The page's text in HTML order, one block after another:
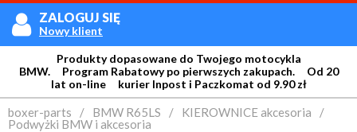
 ZALOGUJ SIĘ
Nowy klient
Login:
Produkty dopasowane do Twojego motocykla
BMW. Program Rabatowy po pierwszych zakupach. Od 20
lat on-line kurier Inpost i Paczkomat od 9.90 zł
boxer-parts / BMW R65LS / KIEROWNICE akcesoria
/
Podwyżki BMW i akcesoria